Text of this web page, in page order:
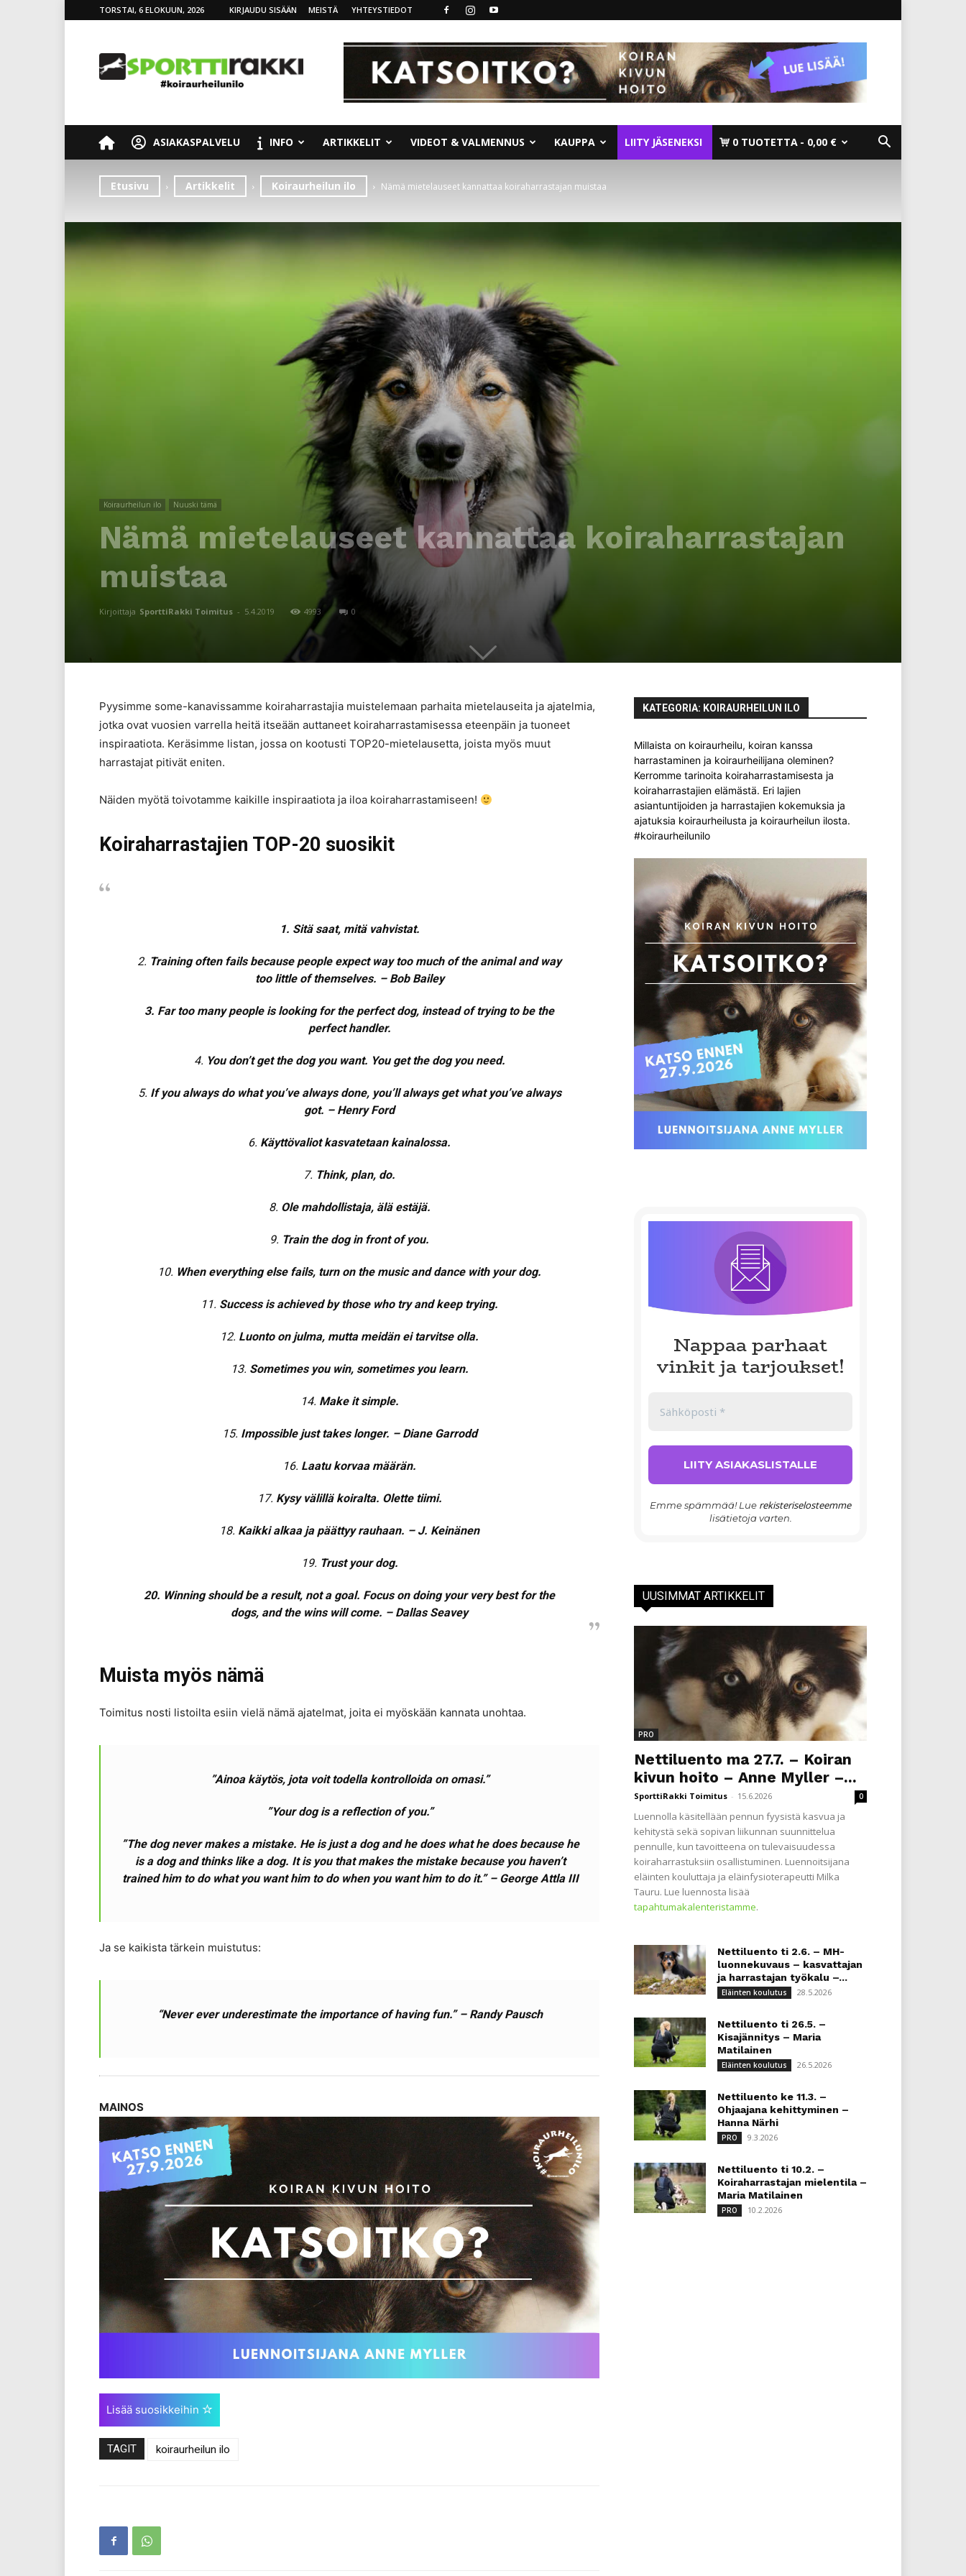
TORSTAI, 6 ELOKUUN, 2026 KIRJAUDU SISÄÄN MEISTÄ YHTEYSTIEDOT
ASIAKASPALVELU INFO ARTIKKELIT VIDEOT & VALMENNUS KAUPPA LIITY JÄSENEKSI 0 TUOTETTA 0,00 €
Etusivu Artikkelit Koiraurheilun ilo Nämä mietelauseet kannattaa koiraharrastajan muistaa
Koiraurheilun ilo Nuuski tämä
Nämä mietelauseet kannattaa koiraharrastajan
muistaa
Kirjoittaja SporttiRakki Toimitus - 5.4.2019 4993 0
Pyysimme some-kanavissamme koiraharrastajia muistelemaan parhaita mietelauseita ja ajatelmia,
jotka ovat vuosien varrella heitä itseään auttaneet koiraharrastamisessa eteenpäin ja tuoneet
inspiraatiota. Keräsimme listan, jossa on kootusti TOP20-mietelausetta, joista myös muut
harrastajat pitivät eniten.
Näiden myötä toivotamme kaikille inspiraatiota ja iloa koiraharrastamiseen!
Koiraharrastajien TOP-20 suosikit
1. Sitä saat, mitä vahvistat.
2. Training often fails because people expect way too much of the animal and way
too little of themselves. – Bob Bailey
3. Far too many people is looking for the perfect dog, instead of trying to be the
perfect handler.
4. You don’t get the dog you want. You get the dog you need.
5. If you always do what you’ve always done, you’ll always get what you’ve always
got. – Henry Ford
6. Käyttövaliot kasvatetaan kainalossa.
7. Think, plan, do.
8. Ole mahdollistaja, älä estäjä.
9. Train the dog in front of you.
10. When everything else fails, turn on the music and dance with your dog.
11. Success is achieved by those who try and keep trying.
12. Luonto on julma, mutta meidän ei tarvitse olla.
13. Sometimes you win, sometimes you learn.
14. Make it simple.
15. Impossible just takes longer. – Diane Garrodd
16. Laatu korvaa määrän.
17. Kysy välillä koiralta. Olette tiimi.
18. Kaikki alkaa ja päättyy rauhaan. – J. Keinänen
19. Trust your dog.
20. Winning should be a result, not a goal. Focus on doing your very best for the
dogs, and the wins will come. – Dallas Seavey
Muista myös nämä
Toimitus nosti listoilta esiin vielä nämä ajatelmat, joita ei myöskään kannata unohtaa.
”Ainoa käytös, jota voit todella kontrolloida on omasi.”
”Your dog is a reflection of you.”
”The dog never makes a mistake. He is just a dog and he does what he does because he
is a dog and thinks like a dog. It is you that makes the mistake because you haven’t
trained him to do what you want him to do when you want him to do it.” – George Attla III
Ja se kaikista tärkein muistutus:
“Never ever underestimate the importance of having fun.” – Randy Pausch
MAINOS
Lisää suosikkeihin
TAGIT koiraurheilun ilo
KATEGORIA: KOIRAURHEILUN ILO
Millaista on koiraurheilu, koiran kanssa
harrastaminen ja koiraurheilijana oleminen?
Kerromme tarinoita koiraharrastamisesta ja
koiraharrastajien elämästä. Eri lajien
asiantuntijoiden ja harrastajien kokemuksia ja
ajatuksia koiraurheilusta ja koiraurheilun ilosta.
#koiraurheilunilo
Nappaa parhaat
vinkit ja tarjoukset!
Emme spämmää! Lue rekisteriselosteemme
lisätietoja varten.
UUSIMMAT ARTIKKELIT
PRO
Nettiluento ma 27.7. – Koiran
kivun hoito – Anne Myller –...
SporttiRakki Toimitus - 15.6.2026 0
Luennolla käsitellään pennun fyysistä kasvua ja
kehitystä sekä sopivan liikunnan suunnittelua
pennulle, kun tavoitteena on tulevaisuudessa
koiraharrastuksiin osallistuminen. Luennoitsijana
eläinten kouluttaja ja eläinfysioterapeutti Milka
Tauru. Lue luennosta lisää
tapahtumakalenteristamme.
Nettiluento ti 2.6. – MH-
luonnekuvaus – kasvattajan
ja harrastajan työkalu –...
Eläinten koulutus 28.5.2026
Nettiluento ti 26.5. –
Kisajännitys – Maria
Matilainen
Eläinten koulutus 26.5.2026
Nettiluento ke 11.3. –
Ohjaajana kehittyminen –
Hanna Närhi
PRO 9.3.2026
Nettiluento ti 10.2. –
Koiraharrastajan mielentila –
Maria Matilainen
PRO 10.2.2026